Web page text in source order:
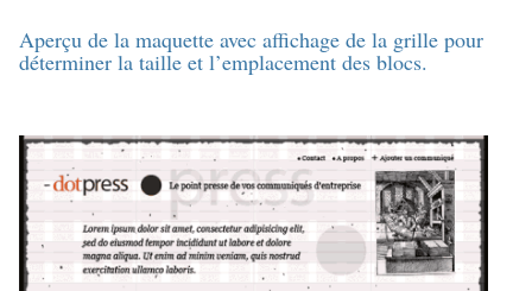
Aperçu de la maquette avec affichage de la grille pour
déterminer la taille et l’emplacement des blocs.